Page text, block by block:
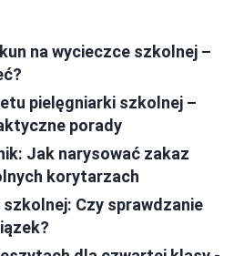
na wycieczce szkolnej –
pielęgniarki szkolnej –
porady
Jak narysować zakaz
korytarzach
Czy sprawdzanie